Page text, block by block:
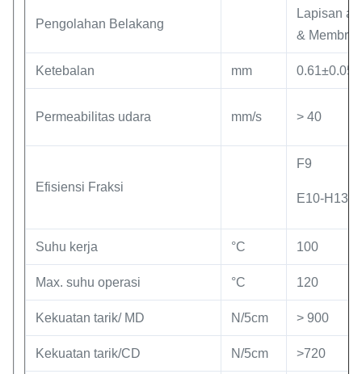
Pengolahan Belakang
Lapisan
&
Ketebalan mm 0.61±0.05
Permeabilitas udara mm/s > 40
Efisiensi Fraksi
F9
E10-H13
Suhu kerja °C 100
Max. suhu operasi °C 120
Kekuatan tarik/ MD N/5cm > 900
Kekuatan tarik/CD N/5cm >720